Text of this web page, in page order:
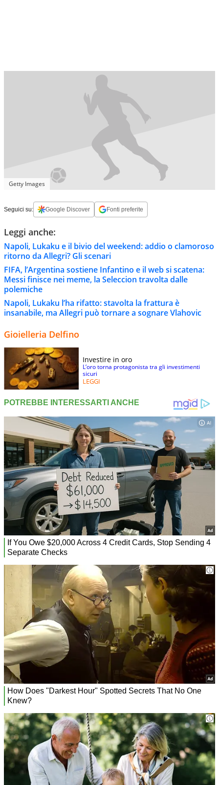
Getty Images
Seguici su: Google Discover Fonti preferite
Leggi anche:
Napoli, Lukaku e il bivio del weekend: addio o clamoroso
ritorno da Allegri? Gli scenari
FIFA, l’Argentina sostiene Infantino e il web si scatena:
Messi finisce nei meme, la Seleccion travolta dalle
polemiche
Napoli, Lukaku l’ha rifatto: stavolta la frattura è
insanabile, ma Allegri può tornare a sognare Vlahovic
Gioielleria Delfino
Investire in oro
L’oro torna protagonista tra gli investimenti
sicuri
LEGGI